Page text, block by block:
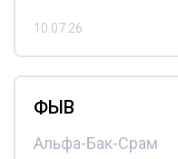
10.07.26
ФЫВ
Альфа-Бак-Срам